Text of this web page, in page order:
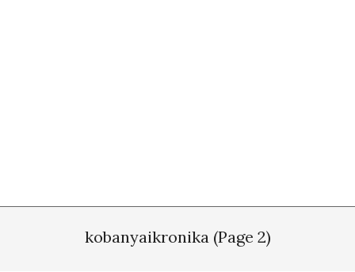
kobanyaikronika (Page 2)